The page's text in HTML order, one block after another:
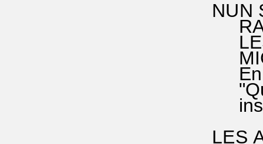
NUN
RA
LES
En
"Qui
LES